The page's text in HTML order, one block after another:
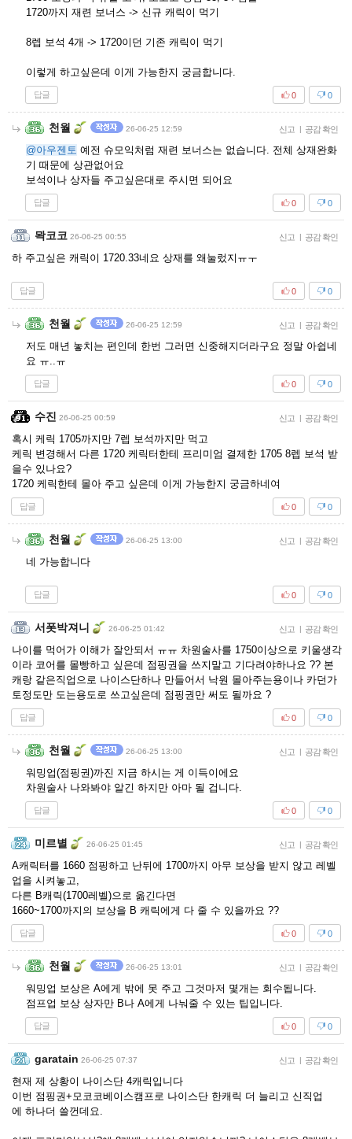
1720까지 재련 보너스 -> 신규 캐릭이 먹기
8렙 보석 4개 -> 1720이던 기존 캐릭이 먹기
이렇게 하고싶은데 이게 가능한지 궁금합니다.
답글 0
0
천월 26-06-25 12:59 신고 | 공감 확인
@아우젠토 예전 슈모익처럼 재련 보너스는 없습니다. 전체 상재완화
기 때문에 상관없어요
보석이나 상자들 주고싶은대로 주시면 되어요
답글 0
0
뫅코코 26-06-25 00:55 신고 | 공감 확인
하 주고싶은 캐릭이 1720.33네요 상재를 왜눌렀지ㅠㅜ
답글 0
0
천월 26-06-25 12:59 신고 | 공감 확인
저도 매년 놓치는 편인데 한번 그러면 신중해지더라구요 정말 아쉽네
요 ㅠ..ㅠ
답글 0
0
수진 26-06-25 00:59 신고 | 공감 확인
혹시 케릭 1705까지만 7렙 보석까지만 먹고
케릭 변경해서 다른 1720 케릭터한테 프리미엄 결제한 1705 8렙 보석 받
을수 있나요?
1720 케릭한테 몰아 주고 싶은데 이게 가능한지 궁금하네여
답글 0
0
천월 26-06-25 13:00 신고 | 공감 확인
네 가능합니다
답글 0
0
서폿박져니 26-06-25 01:42 신고 | 공감 확인
나이를 먹어가 이해가 잘안되서 ㅠㅠ 차원술사를 1750이상으로 키울생각
이라 코어를 몰빵하고 싶은데 점핑권을 쓰지말고 기다려야하나요 ?? 본
캐랑 같은직업으로 나이스단하나 만들어서 낙원 몰아주는용이나 카던가
토정도만 도는용도로 쓰고싶은데 점핑권만 써도 될까요 ?
답글 0
0
천월 26-06-25 13:00 신고 | 공감 확인
워밍업(점핑권)까진 지금 하시는 게 이득이에요
차원술사 나와봐야 알긴 하지만 아마 될 겁니다.
답글 0
0
미르별 26-06-25 01:45 신고 | 공감 확인
A캐릭터를 1660 점핑하고 난뒤에 1700까지 아무 보상을 받지 않고 레벨
업을 시켜놓고,
다른 B캐릭(1700레벨)으로 옮긴다면
1660~1700까지의 보상을 B 캐릭에게 다 줄 수 있을까요 ??
답글 0
0
천월 26-06-25 13:01 신고 | 공감 확인
워밍업 보상은 A에게 밖에 못 주고 그것마저 몇개는 회수됩니다.
점프업 보상 상자만 B나 A에게 나눠줄 수 있는 팁입니다.
답글 0
0
garatain 26-06-25 07:37 신고 | 공감 확인
현재 제 상황이 나이스단 4캐릭입니다
이번 점핑권+모코코베이스캠프로 나이스단 한캐릭 더 늘리고 신직업
에 하나더 쓸껀데요.